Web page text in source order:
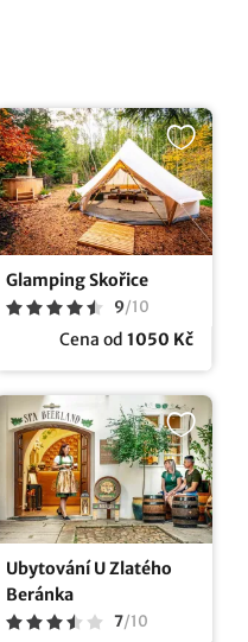
Glamping Skořice
9/10
Cena od 1050 Kč
Ubytování U Zlatého
Beránka
7/10